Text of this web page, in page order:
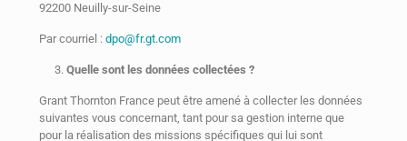
92200 Neuilly-sur-Seine
Par courriel : dpo@fr.gt.com
Quelle sont les données collectées ?
Grant Thornton France peut être amené à collecter les données
suivantes vous concernant, tant pour sa gestion interne que
pour la réalisation des missions spécifiques qui lui sont